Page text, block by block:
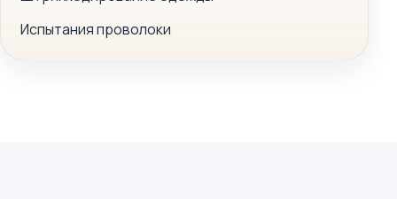
Испытания проволоки